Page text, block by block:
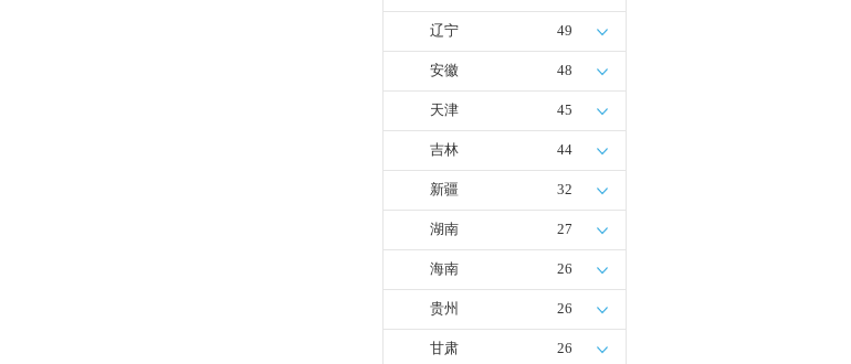
辽宁 49
安徽 48
天津 45
吉林 44
新疆 32
湖南 27
海南 26
贵州 26
甘肃 26